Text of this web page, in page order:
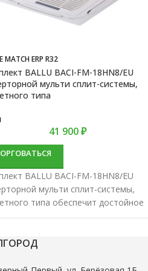
MATCH ERP R32
BALLU BACI-FM-18HN8/EU
мульти сплит-системы,
типа
41 900₽
BALLU BACI-FM-18HN8/EU
мульти сплит-системы,
типа обеспечит достойное
для помещений.
в себе качество и долгий